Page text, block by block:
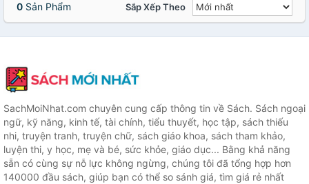
0 Sản Phẩm Sắp Xếp Theo
SachMoiNhat.com chuyên cung cấp thông tin về Sách. Sách ngoại
ngữ, kỹ năng, kinh tế, tài chính, tiểu thuyết, học tập, sách thiếu
nhi, truyện tranh, truyện chữ, sách giáo khoa, sách tham khảo,
luyện thi, y học, mẹ và bé, sức khỏe, giáo dục... Bằng khả năng
sẵn có cùng sự nỗ lực không ngừng, chúng tôi đã tổng hợp hơn
140000 đầu sách, giúp bạn có thể so sánh giá, tìm giá rẻ nhất